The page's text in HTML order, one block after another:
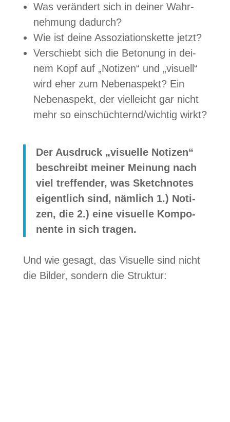
Was ver­än­dert sich in dei­ner Wahr­
neh­mung dadurch?
Wie ist deine Asso­zia­ti­ons­kette jetzt?
Ver­schiebt sich die Beto­nung in dei­
nem Kopf auf „Noti­zen“ und „visu­ell“
wird eher zum Neben­aspekt? Ein
Neben­aspekt, der viel­leicht gar nicht
mehr so einschüchternd/​wichtig wirkt?
Der Aus­druck „visu­elle Noti­zen“
beschreibt mei­ner Mei­nung nach
viel tref­fen­der, was Sketch­no­tes
eigent­lich sind, näm­lich 1.) Noti­
zen, die 2.) eine visu­elle Kom­po­
nente in sich tragen.
Und wie gesagt, das Visu­elle sind nicht
die Bil­der, son­dern die Struktur: